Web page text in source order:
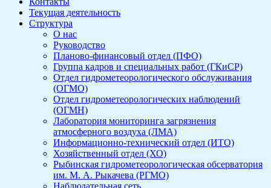
Текущая деятельность
Структура
О нас
Руководство
Планово-финансовый отдел (ПФО)
Группа кадров и специальных работ (ГКиСР)
Отдел гидрометеорологического обслуживания
(ОГМО)
Отдел гидрометеорологических наблюдений
(ОГМН)
Лаборатория мониторинга загрязнения
атмосферного воздуха (ЛМА)
Информационно-технический отдел (ИТО)
Хозяйственный отдел (ХО)
Рыбинская гидрометеорологическая обсерватория
им. М. А. Рыкачева (РГМО)
Наблюдательная сеть